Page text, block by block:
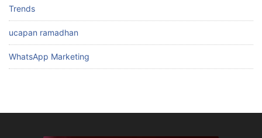
Trends
ucapan ramadhan
WhatsApp Marketing